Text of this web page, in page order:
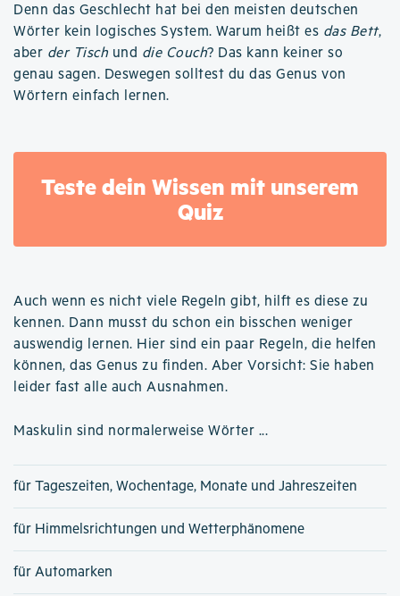
Denn das Geschlecht hat bei den meisten deutschen
Wörter kein logisches System. Warum heißt es das Bett,
aber der Tisch und die Couch? Das kann keiner so
genau sagen. Deswegen solltest du das Genus von
Wörtern einfach lernen.
Teste dein Wissen mit unserem
Quiz
Auch wenn es nicht viele Regeln gibt, hilft es diese zu
kennen. Dann musst du schon ein bisschen weniger
auswendig lernen. Hier sind ein paar Regeln, die helfen
können, das Genus zu finden. Aber Vorsicht: Sie haben
leider fast alle auch Ausnahmen.
Maskulin sind normalerweise Wörter ...
für Tageszeiten, Wochentage, Monate und Jahreszeiten
für Himmelsrichtungen und Wetterphänomene
für Automarken